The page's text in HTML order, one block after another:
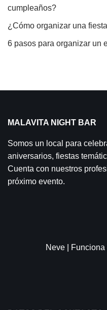
cumpleaños?
¿Cómo organizar una
6 pasos para organizar un
MALAVITA NIGHT BAR
Somos un local para
aniversarios, fiestas
Cuenta con nuestros
próximo evento.
Neve| Funciona